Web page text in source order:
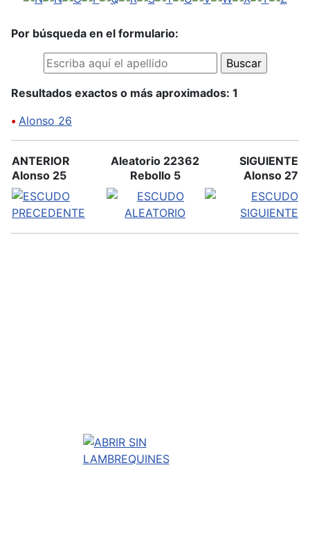
Por búsqueda en el formulario:
Resultados exactos o más aproximados: 1
• Alonso 26
ANTERIOR
Alonso 25
Aleatorio 22362
Rebollo 5
SIGUIENTE
Alonso 27